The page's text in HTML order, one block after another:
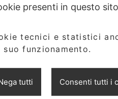
Referenza:
Anno:
Garanzia:
presenti in questo sito
tecnici e statistici
suo funzionamento.
tutti Consenti tutti i